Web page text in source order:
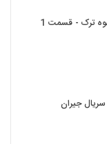
دانلود سریال قهوه ترک - قسمت 1